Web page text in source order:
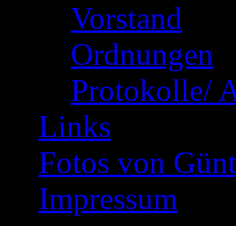
Vorstand
Ordnungen
Protokolle/
Links
Fotos von
Impressum